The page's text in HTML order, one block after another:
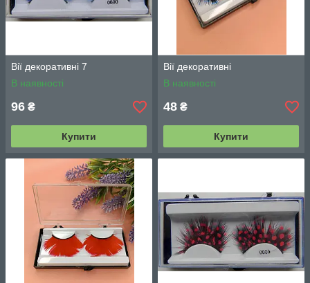
Вії декоративні 7
В наявності
96 ₴
Купити
Вії декоративні
В наявності
48 ₴
Купити